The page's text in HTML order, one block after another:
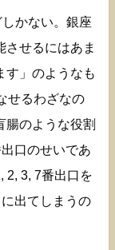
かない。銀座
せるにはあま
す」のようなも
せるわざなの
腸のような役割
口のせいであ
2, 3, 7番出口を
出てしまうの